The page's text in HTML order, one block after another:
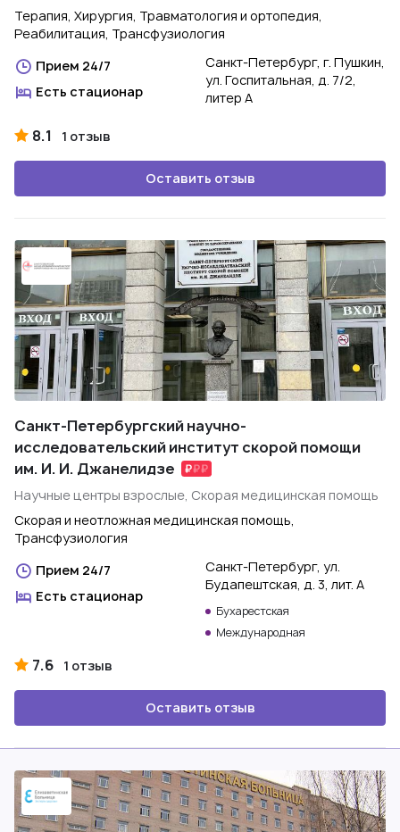
Терапия, Хирургия, Травматология и ортопедия,
Реабилитация, Трансфузиология
Прием 24/7
Есть стационар
Санкт-Петербург, г. Пушкин,
ул. Госпитальная, д. 7/2,
литер А
8.1 1 отзыв
Оставить отзыв
Санкт-Петербургский научно-
исследовательский институт скорой помощи
им. И. И. Джанелидзе
Научные центры взрослые, Скорая медицинская помощь
Скорая и неотложная медицинская помощь,
Трансфузиология
Прием 24/7
Есть стационар
Санкт-Петербург, ул.
Будапештская, д. 3, лит. А
Бухарестская
Международная
7.6 1 отзыв
Оставить отзыв